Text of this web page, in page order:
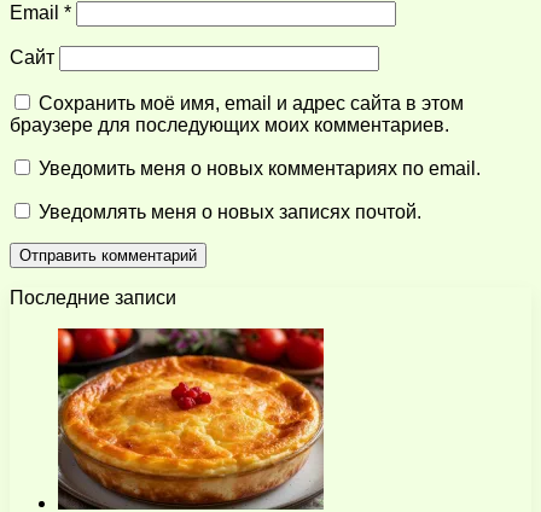
Email *
Сайт
Сохранить моё имя, email и адрес сайта в этом
браузере для последующих моих комментариев.
Уведомить меня о новых комментариях по email.
Уведомлять меня о новых записях почтой.
Последние записи